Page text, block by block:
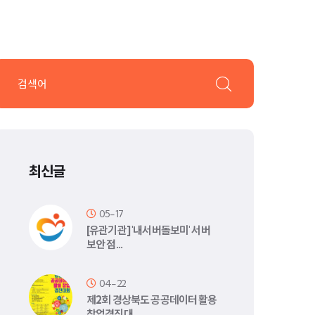
최신글
05-17
[유관기관] '내서버돌보미' 서버
보안 점…
04-22
제2회 경상북도 공공데이터 활용